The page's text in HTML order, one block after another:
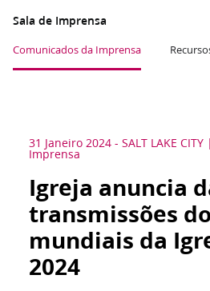
Sala de Imprensa
Comunicados da Imprensa
31 Janeiro 2024 - SALT LAKE CITY
Imprensa
Igreja anuncia
transmissões
mundiais da
2024